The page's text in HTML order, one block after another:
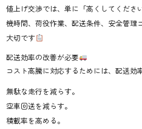
値上げ交渉では、単に「高くしてくださ
機時間、荷役作業、配送条件、安全管理
大切です
配送効率の改善が必要
コスト高騰に対応するためには、配送効
無駄な走行を減らす。
空車回送を減らす。
積載率を高める。